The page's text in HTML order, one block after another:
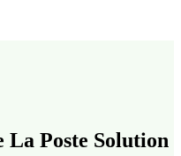
La Poste Solution